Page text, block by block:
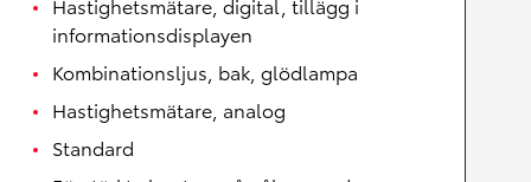
informationsdisplayen
Kombinationsljus, bak, glödlampa
Hastighetsmätare, analog
Standard